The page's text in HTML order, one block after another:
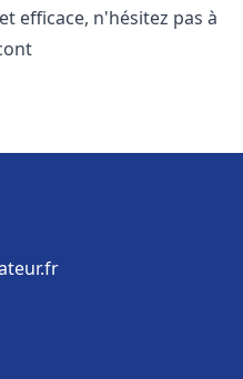
efficace, n'hésitez pas à